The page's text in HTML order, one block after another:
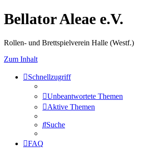
Bellator Aleae e.V.
Rollen- und Brettspielverein Halle (Westf.)
Zum Inhalt
Schnellzugriff
Unbeantwortete Themen
Aktive Themen
Suche
FAQ